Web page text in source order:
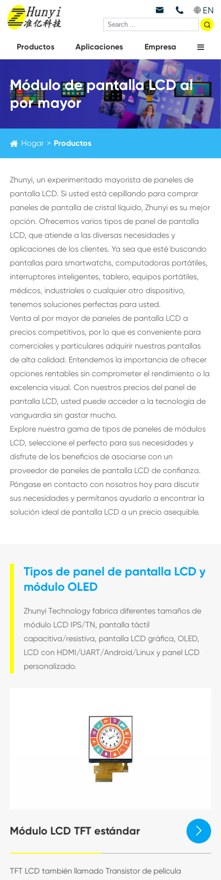
  EN

Productos Aplicaciones Empresa
Módulo de pantalla LCD al
por mayor
Hogar Productos
Zhunyi, un experimentado mayorista de paneles de
pantalla LCD. Si usted está cepillando para comprar
paneles de pantalla de cristal líquido, Zhunyi es su mejor
opción. Ofrecemos varios tipos de panel de pantalla
LCD, que atiende a las diversas necesidades y
aplicaciones de los clientes. Ya sea que esté buscando
pantallas para smartwatchs, computadoras portátiles,
interruptores inteligentes, tablero, equipos portátiles,
médicos, industriales o cualquier otro dispositivo,
tenemos soluciones perfectas para usted.
Venta al por mayor de paneles de pantalla LCD a
precios competitivos, por lo que es conveniente para
comerciales y particulares adquirir nuestras pantallas
de alta calidad. Entendemos la importancia de ofrecer
opciones rentables sin comprometer el rendimiento o la
excelencia visual. Con nuestros precios del panel de
pantalla LCD, usted puede acceder a la tecnología de
vanguardia sin gastar mucho.
Explore nuestra gama de tipos de paneles de módulos
LCD, seleccione el perfecto para sus necesidades y
disfrute de los beneficios de asociarse con un
proveedor de paneles de pantalla LCD de confianza.
Póngase en contacto con nosotros hoy para discutir
sus necesidades y permítanos ayudarlo a encontrar la
solución ideal de pantalla LCD a un precio asequible.
Tipos de panel de pantalla LCD y
módulo OLED
Zhunyi Technology fabrica diferentes tamaños de
módulo LCD IPS/TN, pantalla táctil
capacitiva/resistiva, pantalla LCD gráfica, OLED,
LCD con HDMI/UART/Android/Linux y panel LCD
personalizado.
Módulo LCD TFT estándar 
TFT LCD también llamado Transistor de película